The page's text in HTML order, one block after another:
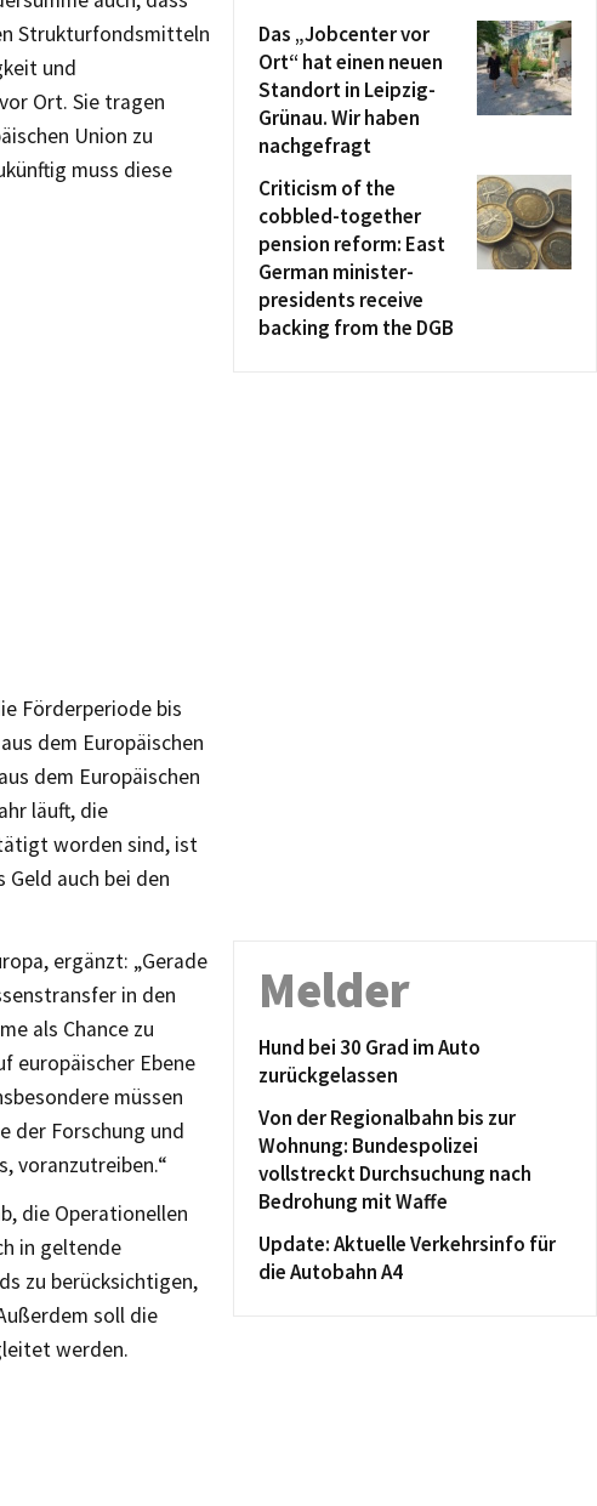
Strukturfondsmitteln
und
Ort. Sie tragen
Union zu
muss diese
Förderperiode bis
dem Europäischen
dem Europäischen
läuft, die
worden sind, ist
auch bei den
ergänzt: „Gerade
in den
als Chance zu
europäischer Ebene
müssen
der Forschung und
voranzutreiben.“
die Operationellen
in geltende
zu berücksichtigen,
soll die
werden.
Das „Jobcenter vor
Ort“ hat einen neuen
Standort in Leipzig-
Grünau. Wir haben
nachgefragt
Criticism of the
cobbled-together
pension reform: East
German minister-
presidents receive
backing from the DGB
Melder
Hund bei 30 Grad im Auto
zurückgelassen
Von der Regionalbahn bis zur
Wohnung: Bundespolizei
vollstreckt Durchsuchung nach
Bedrohung mit Waffe
Update: Aktuelle Verkehrsinfo für
die Autobahn A4